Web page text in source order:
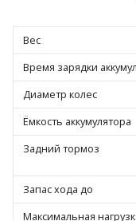
Вес
Время зарядки
Диаметр колес
Ёмкость аккумулятора
Задний тормоз
Запас хода до
Максимальная